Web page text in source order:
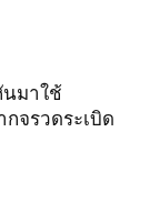
นมาใช้
จรวดระเบิด